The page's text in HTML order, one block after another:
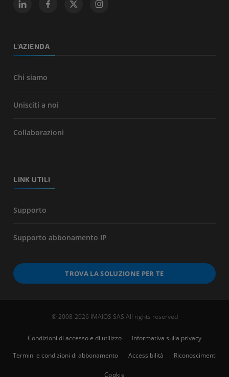
L'AZIENDA
Chi siamo
Unisciti a noi
Collaborazioni
LINK UTILI
Supporto
Supporto abbonamento IP
TROVA LA SOLUZIONE PER TE
© 2008-2026 IMAIOS SAS All rights reserved
Condizioni di accesso e di utilizzo
Informativa sulla privacy
Termini e condizioni di abbonamento
Accessibilità Riconoscimenti
Cookie